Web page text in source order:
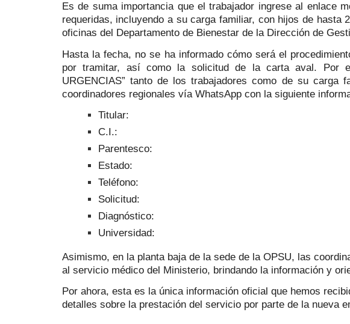
Es de suma importancia que el trabajador ingrese al enlace
requeridas, incluyendo a su carga familiar, con hijos de hasta
oficinas del Departamento de Bienestar de la Dirección de
Hasta la fecha, no se ha informado cómo será el
por tramitar, así como la solicitud de la carta aval. Por
URGENCIAS” tanto de los trabajadores como de su carga
coordinadores regionales vía WhatsApp con la siguiente
Titular:
C.I.:
Parentesco:
Estado:
Teléfono:
Solicitud:
Diagnóstico:
Universidad:
Asimismo, en la planta baja de la sede de la OPSU, las
al servicio médico del Ministerio, brindando la información y
Por ahora, esta es la única información oficial que hemos
detalles sobre la prestación del servicio por parte de la nueva